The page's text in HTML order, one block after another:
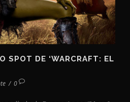
SPOT DE ‘WARCRAFT: EL
/ 0